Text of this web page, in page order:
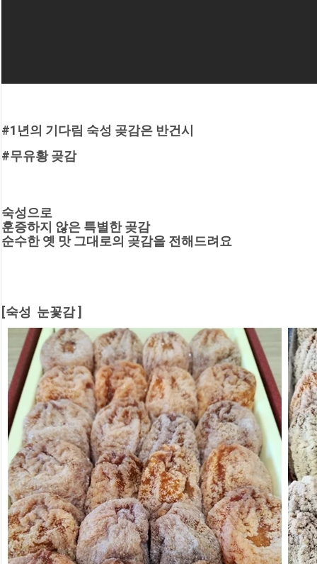
#1년의 기다림 숙성 곶감은 반건시
#무유황 곶감
숙성으로
훈증하지 않은 특별한 곶감
순수한 옛 맛 그대로의 곶감을 전해드려요
[숙성  눈꽃감 ]